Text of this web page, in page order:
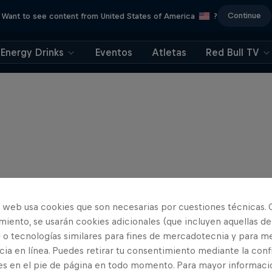
Want to see content from United States of America ? Continue
Energy Drinks Eventos Atletas Red Bull TV
web usa cookies que son necesarias por cuestiones técnicas.
se usarán cookies adicionales (que incluyen aquellas de
tecnologías similares para fines de mercadotecnia y para
en línea. Puedes retirar tu consentimiento mediante la
en el pie de página en todo momento. Para mayor